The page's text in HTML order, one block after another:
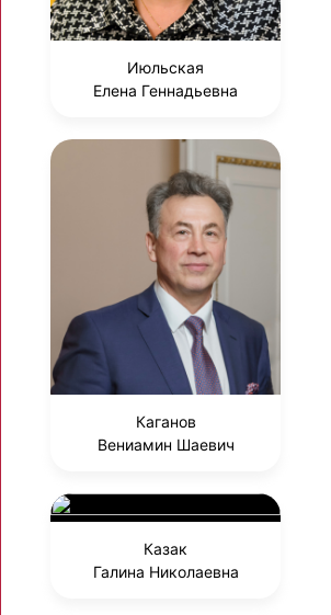
Июльская
Елена Геннадьевна
Каганов
Вениамин Шаевич
Казак
Галина Николаевна